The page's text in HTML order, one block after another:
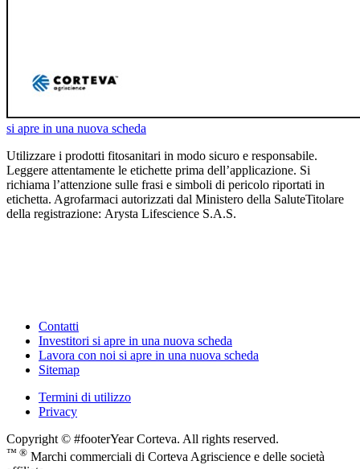
si apre in una nuova scheda
Utilizzare i prodotti fitosanitari in modo sicuro e responsabile.
Leggere attentamente le etichette prima dell’applicazione. Si
richiama l’attenzione sulle frasi e simboli di pericolo riportati in
etichetta. Agrofarmaci autorizzati dal Ministero della SaluteTitolare
della registrazione: Arysta Lifescience S.A.S.
Contatti
Investitori si apre in una nuova scheda
Lavora con noi si apre in una nuova scheda
Sitemap
Termini di utilizzo
Privacy
Copyright © #footerYear Corteva. All rights reserved.
™ ® Marchi commerciali di Corteva Agriscience e delle società